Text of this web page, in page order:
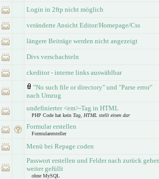
Login in 2ftp nicht möglich
veränderte Ansicht Editor/Homepage/Css
längere Beiträge werden nicht angezeigt
Divs verschachteln
ckeditor - interne links auswählbar
"No such file or directory" und "Parse error"
nach Umzug
undefinierter <em>-Tag in HTML
PHP Code hat kein Tag, HTML stellt einen dar
Formular erstellen
Formularersteller
Menü bei Repage coden
Passwort erstellen und Felder nach zurück
weiter gefüllt
ohne MySQL